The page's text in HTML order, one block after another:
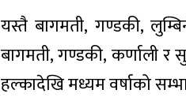
यस्तै बागमती, गण्डकी,
बागमती, गण्डकी, कर्णाली र
हल्कादेखि मध्यम वर्षाको